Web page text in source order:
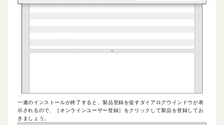
一連のインストールが終了すると、製品登録を促すダイアログウインドウが表
示されるので、［オンラインユーザー登録］をクリックして製品を登録してお
きましょう。